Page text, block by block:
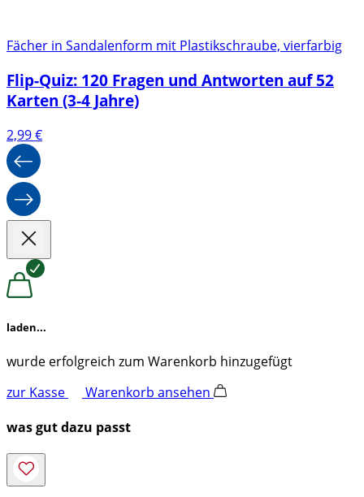
Fächer in Sandalenform mit Plastikschraube, vierfarbig
Flip-Quiz: 120 Fragen und Antworten auf 52
Karten (3-4 Jahre)
2,99€
laden...
wurde erfolgreich zum Warenkorb hinzugefügt
zur Kasse
Warenkorb ansehen
was gut dazu passt